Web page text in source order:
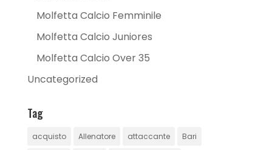
Molfetta Calcio Femminile
Molfetta Calcio Juniores
Molfetta Calcio Over 35
Uncategorized
Tag
acquisto Allenatore attaccante Bari